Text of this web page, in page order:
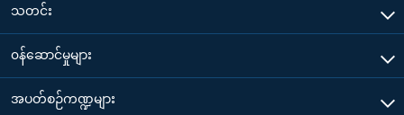
သတင်း
၀န်ဆောင်မှုများ
အပတ်စဉ်ကဏ္ဍများ